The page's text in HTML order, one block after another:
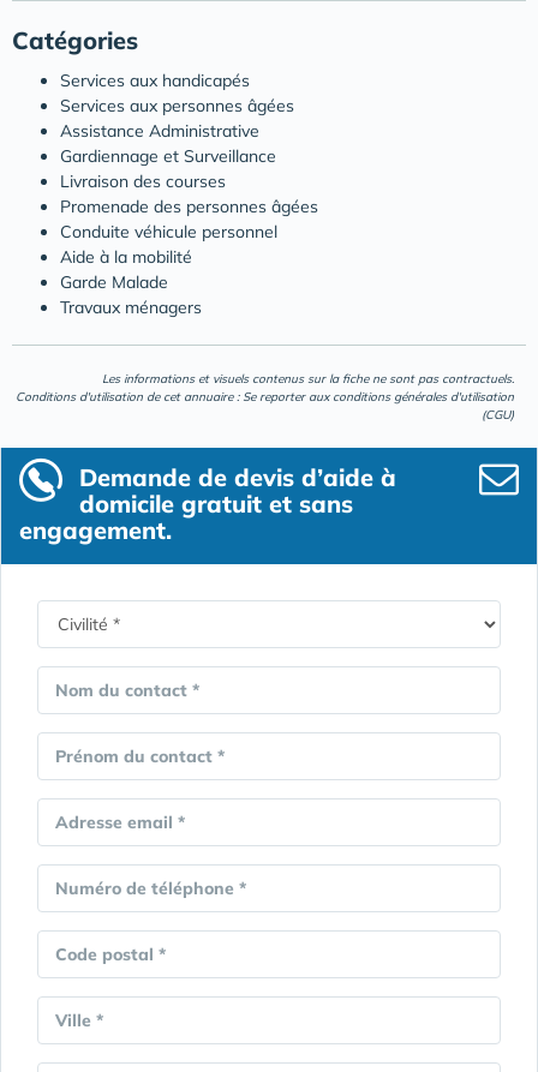
Catégories
Services aux handicapés
Services aux personnes âgées
Assistance Administrative
Gardiennage et Surveillance
Livraison des courses
Promenade des personnes âgées
Conduite véhicule personnel
Aide à la mobilité
Garde Malade
Travaux ménagers
Les informations et visuels contenus sur la fiche ne sont pas contractuels.
Conditions d'utilisation de cet annuaire : Se reporter aux conditions générales d'utilisation
(CGU)
Demande de devis d’aide à
domicile gratuit et sans
engagement.
Nom du contact *
Prénom du contact *
Adresse email *
Numéro de téléphone *
Code postal *
Ville *